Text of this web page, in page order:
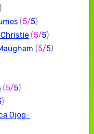
)
(5/5)
(5/5)
(5/5)
(5/5)
)
Ojog-